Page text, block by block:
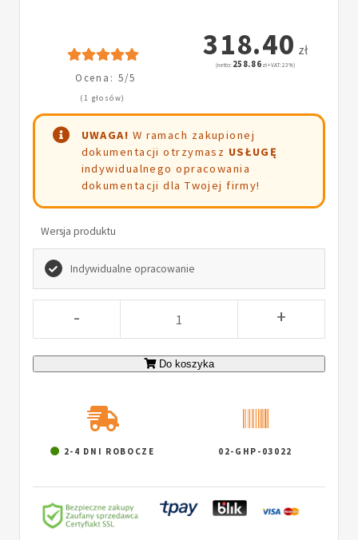
Ocena: 5/5
(1 głosów)
318.40 zł
(netto: 258.86 zł + VAT: 23%)
UWAGA! W ramach zakupionej
dokumentacji otrzymasz USŁUGĘ
indywidualnego opracowania
dokumentacji dla Twojej firmy!
Wersja produktu
Indywidualne opracowanie
- +
Do koszyka
2-4 DNI ROBOCZE 02-GHP-03022